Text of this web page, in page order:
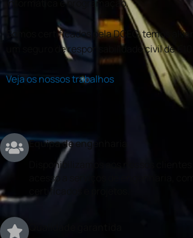
informática e programação.
Somos certificados pela DGEG, temos
um seguro de responsabilidade civil de
Veja os nossos trabalhos
Equipa de engenharia
Disponibilizamos aos nossos clientes
acesso a serviços de engenharia,
certificados e projetos.